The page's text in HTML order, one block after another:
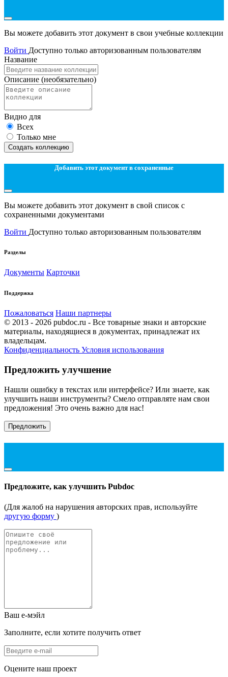
Вы можете добавить этот документ в свои учебные коллекции
Войти Доступно только авторизованным пользователям
Название
Описание (необязательно)
Видно для
Всех
Только мне
Создать коллекцию
Добавить этот документ в сохраненные
Вы можете добавить этот документ в свой список с
сохраненными документами
Войти Доступно только авторизованным пользователям
Разделы
Документы Карточки
Поддержка
Пожаловаться Наши партнеры
© 2013 - 2026 pubdoc.ru - Все товарные знаки и авторские
материалы, находящиеся в документах, принадлежат их
владельцам.
Конфиденциальность Условия использования
Предложить улучшение
Нашли ошибку в текстах или интерфейсе? Или знаете, как
улучшить наши инструменты? Смело отправляте нам свои
предложения! Это очень важно для нас!
Предложить
Предложите, как улучшить Pubdoc
(Для жалоб на нарушения авторских прав, используйте
другую форму )
Ваш е-мэйл
Заполните, если хотите получить ответ
Оцените наш проект